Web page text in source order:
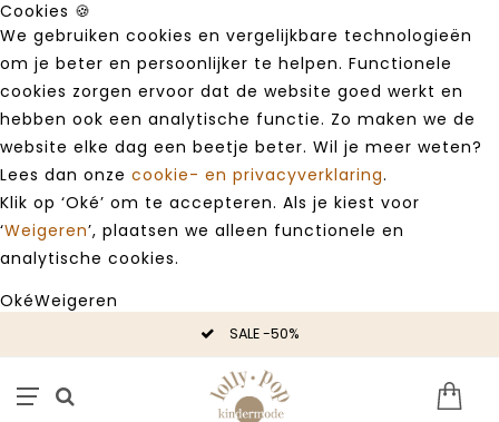
Cookies 🍪
We gebruiken cookies en vergelijkbare technologieën
om je beter en persoonlijker te helpen. Functionele
cookies zorgen ervoor dat de website goed werkt en
hebben ook een analytische functie. Zo maken we de
website elke dag een beetje beter. Wil je meer weten?
Lees dan onze cookie- en privacyverklaring.
Klik op ‘Oké’ om te accepteren. Als je kiest voor
‘Weigeren’, plaatsen we alleen functionele en
analytische cookies.
OkéWeigeren
SALE -50%